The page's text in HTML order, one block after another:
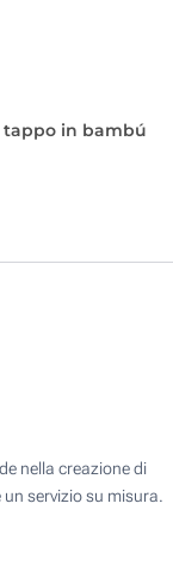
tappo in bambú
nella creazione di
servizio su misura.